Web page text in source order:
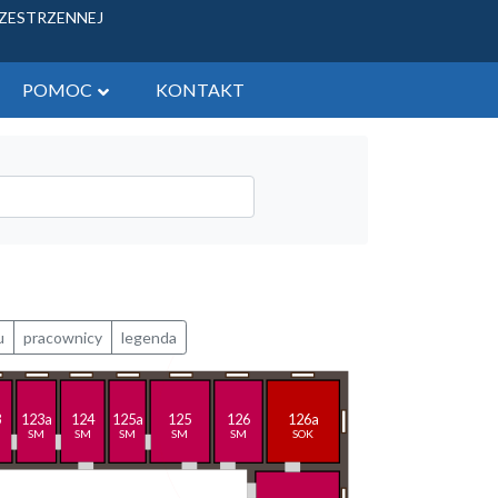
POMOC KONTAKT
pracownicy legenda
123a
SM
124
SM
125
SM
125a
SM
126
SM
126a
SOK